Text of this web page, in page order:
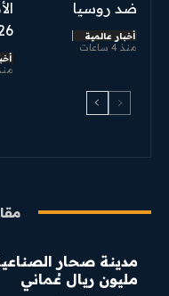
ضد روسيا
أخبار عالمية
منذ 4 ساعات
منذ 8
مليون ريال عُماني